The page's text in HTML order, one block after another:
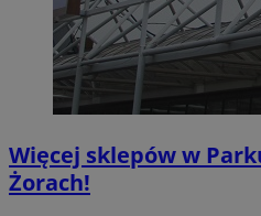
Więcej sklepów w
Żorach!